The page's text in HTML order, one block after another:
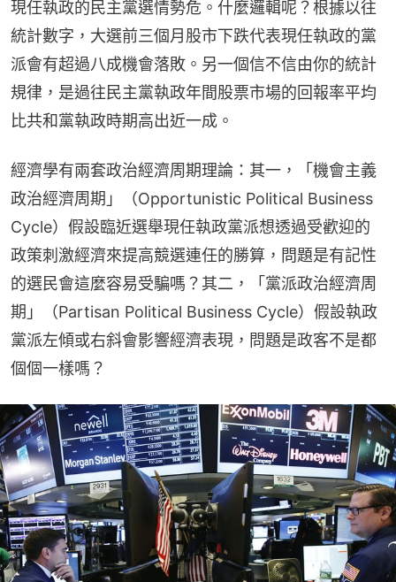
現任執政的民主黨選情勢危。什麼邏輯呢？根據以往
統計數字，大選前三個月股市下跌代表現任執政的黨
派會有超過八成機會落敗。另一個信不信由你的統計
規律，是過往民主黨執政年間股票市場的回報率平均
比共和黨執政時期高出近一成。
經濟學有兩套政治經濟周期理論：其一，「機會主義
政治經濟周期」（Opportunistic Political Business
Cycle）假設臨近選舉現任執政黨派想透過受歡迎的
政策刺激經濟來提高競選連任的勝算，問題是有記性
的選民會這麼容易受騙嗎？其二，「黨派政治經濟周
期」（Partisan Political Business Cycle）假設執政
黨派左傾或右斜會影響經濟表現，問題是政客不是都
個個一樣嗎？